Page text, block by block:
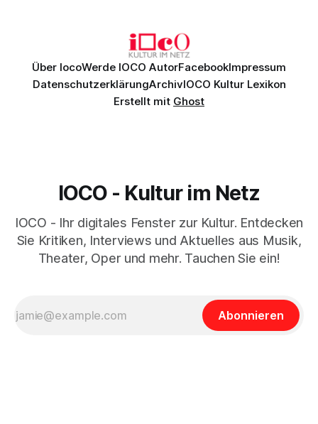
Über IocoWerde IOCO AutorFacebookImpressum
DatenschutzerklärungArchivIOCO Kultur Lexikon
Erstellt mit Ghost
IOCO - Kultur im Netz
IOCO - Ihr digitales Fenster zur Kultur. Entdecken
Sie Kritiken, Interviews und Aktuelles aus Musik,
Theater, Oper und mehr. Tauchen Sie ein!
Abonnieren